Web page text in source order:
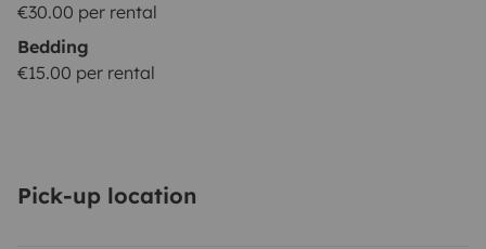
€30.00 per rental
Bedding
€15.00 per rental
Pick-up location